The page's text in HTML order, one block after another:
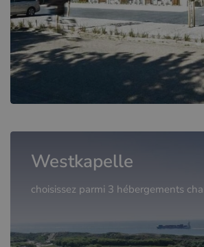
Westkapelle
choisissez parmi 3 hébergements